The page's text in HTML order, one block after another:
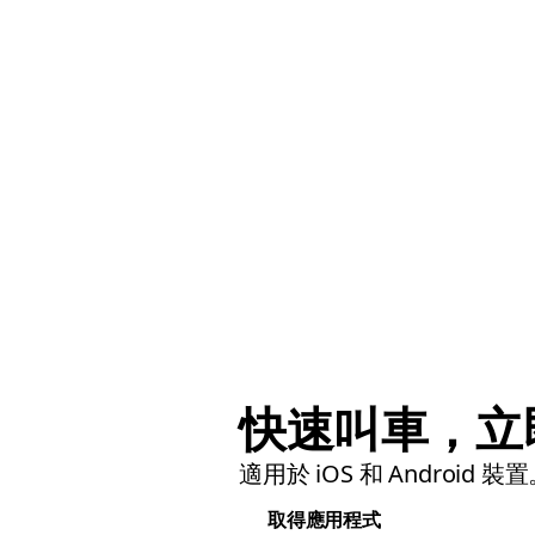
快速叫車，立
適用於 iOS 和 Android 裝置。
取得應用程式